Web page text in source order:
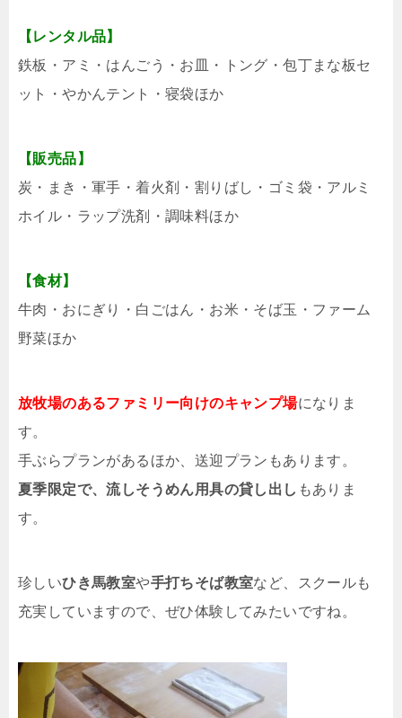
【レンタル品】
鉄板・アミ・はんごう・お皿・トング・包丁まな板セ
ット・やかんテント・寝袋ほか
【販売品】
炭・まき・軍手・着火剤・割りばし・ゴミ袋・アルミ
ホイル・ラップ洗剤・調味料ほか
【食材】
牛肉・おにぎり・白ごはん・お米・そば玉・ファーム
野菜ほか
放牧場のあるファミリー向けのキャンプ場になりま
す。
手ぶらプランがあるほか、送迎プランもあります。
夏季限定で、流しそうめん用具の貸し出し もありま
す。
珍しいひき馬教室や手打ちそば教室など、スクールも
充実していますので、ぜひ体験してみたいですね。